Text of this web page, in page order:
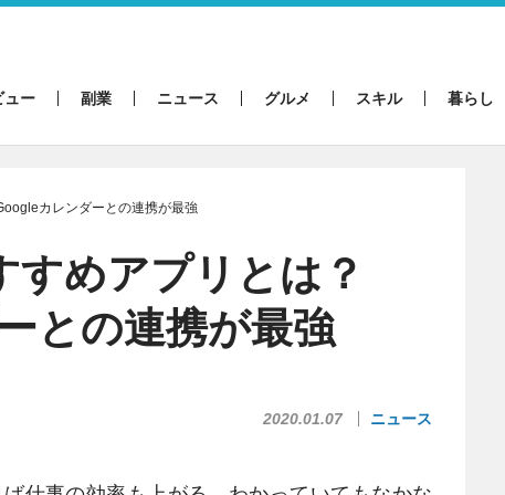
ュー 副業 ニュース グルメ スキル 暮らし
カレンダーとの連携が最強
すめアプリとは？
との連携が最強
2020.01.07 ニュース